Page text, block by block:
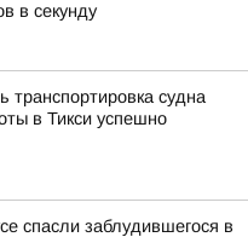
в секунду
транспортировка судна
в Тикси успешно
спасли заблудившегося в